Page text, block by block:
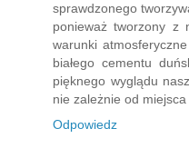
sprawdzonego
ponieważ tworzony z
warunki
białego cementu
pięknego wyglądu
nie zależnie od miejsca
Odpowiedz